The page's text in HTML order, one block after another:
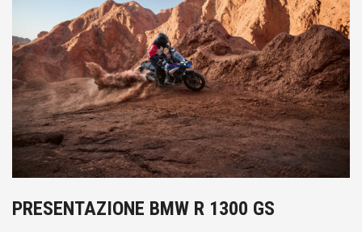
PRESENTAZIONE BMW R 1300 GS